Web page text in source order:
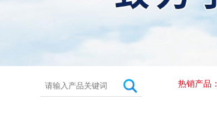
热销产品：